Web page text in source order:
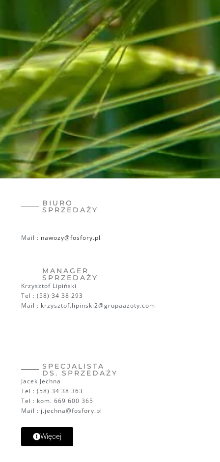
BIURO
SPRZEDAŻY
Mail : nawozy@fosfory.pl
MANAGER
SPRZEDAŻY
Krzysztof Lipiński
Tel : (58) 34 38 293
Mail : krzysztof.lipinski2@grupaazoty.com
SPECJALISTA
DS. SPRZEDAŻY
Jacek Jechna
Tel : (58) 34 38 363
Tel : kom. 669 600 365
Mail : j.jechna@fosfory.pl
Więcej